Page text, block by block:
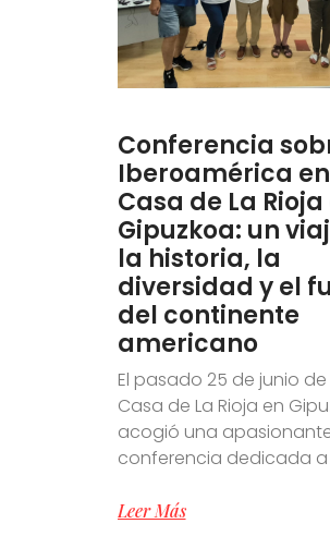
Conferencia
Iberoamérica
Casa de La Rioja
Gipuzkoa: un
la historia, la
diversidad y el
del continente
americano
El pasado 25 de junio de
Casa de La Rioja en
acogió una
conferencia dedicada a
Leer Más